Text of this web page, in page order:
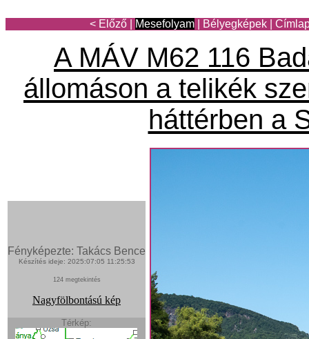
< Előző Mesefolyam Bélyegképek
A MÁV M62 116
állomáson a telikék
háttérben a
Fényképezte: Takács Bence
Készítés ideje: 2025:07:05 11:25:53
124 megtekintés
Nagyfölbontású kép
Térkép: